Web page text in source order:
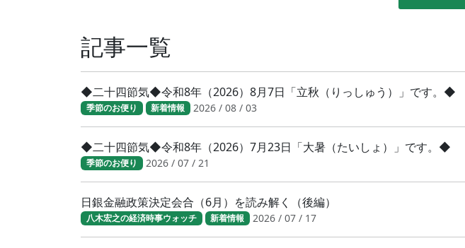
記事一覧
◆二十四節気◆令和8年（2026）8月7日「立秋（りっしゅう）」です。◆
季節のお便り 新着情報 2026 / 08 / 03
◆二十四節気◆令和8年（2026）7月23日「大暑（たいしょ）」です。◆
季節のお便り 2026 / 07 / 21
日銀金融政策決定会合（6月）を読み解く（後編）
八木宏之の経済時事ウォッチ 新着情報 2026 / 07 / 17